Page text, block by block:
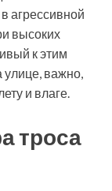
агрессивной
высоких
к этим
важно,
и влаге.
троса